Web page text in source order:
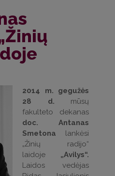
2014 m. gegužės
28 d. mūsų
fakulteto dekanas
doc. Antanas
Smetona lankėsi
„Žinių radijo“
laidoje „Avilys“.
Laidos vedėjas